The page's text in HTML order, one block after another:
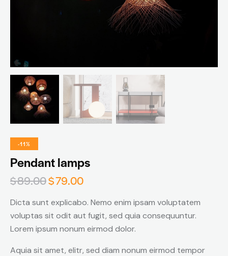
-11%
Pendant lamps
$89.00$79.00
Dicta sunt explicabo. Nemo enim ipsam voluptatem
voluptas sit odit aut fugit, sed quia consequuntur.
Lorem ipsum nonum eirmod dolor.
Aquia sit amet, elitr, sed diam nonum eirmod tempor